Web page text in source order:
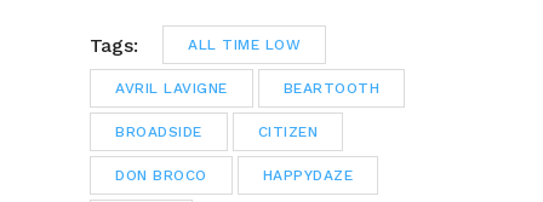
Tags: ALL TIME LOW
AVRIL LAVIGNE BEARTOOTH
BROADSIDE CITIZEN
DON BROCO HAPPYDAZE